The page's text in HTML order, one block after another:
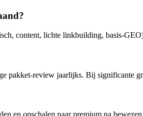
content, lichte linkbuilding, basis-
pakket-review jaarlijks. Bij significante